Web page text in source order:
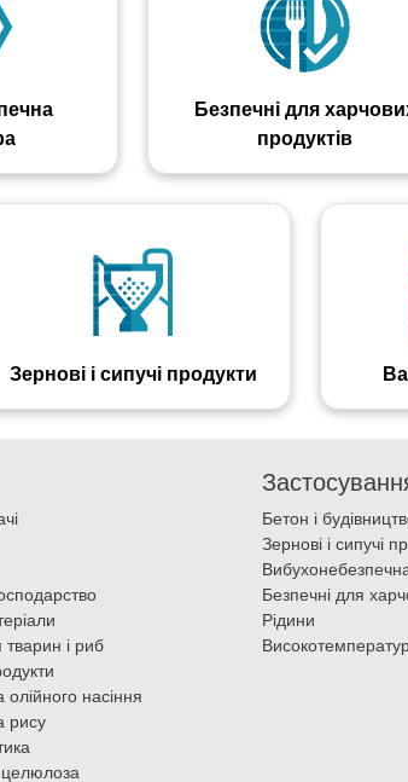
Безпечні для
продуктів
Зернові і сипучі продукти
і риб
насіння
рису
Бетон і
Зернові і сипучі
Безпечні для
Рідини